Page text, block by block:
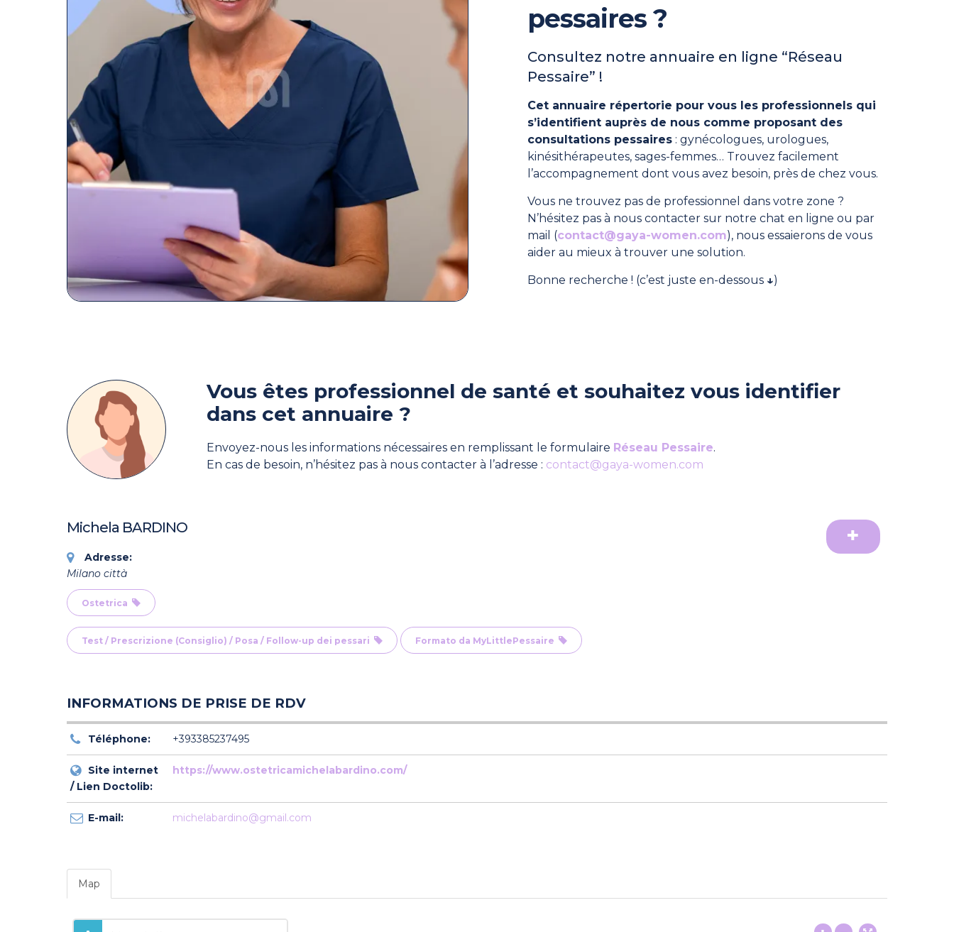
pessaires ?
Consultez notre annuaire en ligne “Réseau
Pessaire” !
Cet annuaire répertorie pour vous les professionnels qui
s’identifient auprès de nous comme proposant des
consultations pessaires : gynécologues, urologues,
kinésithérapeutes, sages-femmes… Trouvez facilement
l’accompagnement dont vous avez besoin, près de chez vous.
Vous ne trouvez pas de professionnel dans votre zone ?
N’hésitez pas à nous contacter sur notre chat en ligne ou par
mail (contact@gaya-women.com), nous essaierons de vous
aider au mieux à trouver une solution.
Bonne recherche ! (c’est juste en-dessous ↓)
Vous êtes professionnel de santé et souhaitez vous identifier
dans cet annuaire ?
Envoyez-nous les informations nécessaires en remplissant le formulaire Réseau Pessaire.
En cas de besoin, n’hésitez pas à nous contacter à l’adresse : contact@gaya-women.com
Michela BARDINO
Adresse:
Milano città
Ostetrica
Test / Prescrizione (Consiglio) / Posa / Follow-up dei pessari Formato da MyLittlePessaire
INFORMATIONS DE PRISE DE RDV
Téléphone: +393385237495
Site internet
/ Lien Doctolib:
https://www.ostetricamichelabardino.com/
E-mail: michelabardino@gmail.com
Map